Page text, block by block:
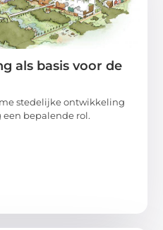
als basis voor de
stedelijke ontwikkeling
bepalende rol.